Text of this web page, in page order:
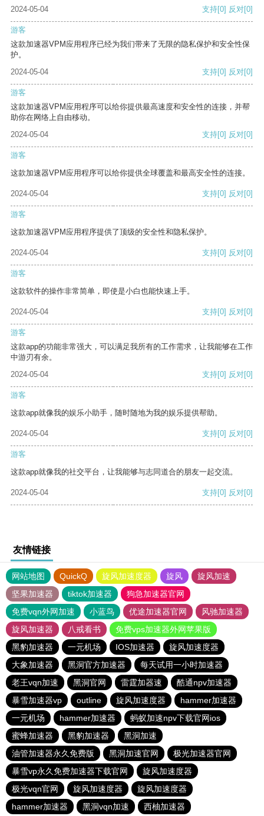
2024-05-04
支持[0] 反对[0]
游客
这款加速器VPM应用程序已经为我们带来了无限的隐私保护和安全性保
护。
2024-05-04
支持[0] 反对[0]
游客
这款加速器VPM应用程序可以给你提供最高速度和安全性的连接，并帮
助你在网络上自由移动。
2024-05-04
支持[0] 反对[0]
游客
这款加速器VPM应用程序可以给你提供全球覆盖和最高安全性的连接。
2024-05-04 支持[0] 反对[0]
游客
这款加速器VPM应用程序提供了顶级的安全性和隐私保护。
2024-05-04 支持[0] 反对[0]
游客
这款软件的操作非常简单，即使是小白也能快速上手。
2024-05-04 支持[0] 反对[0]
游客
这款app的功能非常强大，可以满足我所有的工作需求，让我能够在工作
中游刃有余。
2024-05-04
支持[0] 反对[0]
游客
这款app就像我的娱乐小助手，随时随地为我的娱乐提供帮助。
2024-05-04 支持[0] 反对[0]
游客
这款app就像我的社交平台，让我能够与志同道合的朋友一起交流。
2024-05-04 支持[0] 反对[0]
友情链接
网站地图 QuickQ 旋风加速度器 旋风
旋风加速
坚果加速器
tiktok加速器
狗急加速器官网
免费vqn外网加速
小蓝鸟 优途加速器官网
风驰加速器
旋风加速器
八戒看书
免费vps加速器外网苹果版
黑豹加速器
一元机场 IOS加速器
旋风加速度器
大象加速器
黑洞官方加速器
每天试用一小时加速器
老王vqn加速
黑洞官网 雷霆加器速
酷通npv加速器
暴雪加速器vp
outline 旋风加速度器
hammer加速器
一元机场
hammer加速器
蚂蚁加速npv下载官网ios
蜜蜂加速器
黑豹加速器
黑洞加速
油管加速器永久免费版
黑洞加速官网
极光加速器官网
暴雪vp永久免费加速器下载官网
旋风加速度器
极光vqn官网
旋风加速度器
旋风加速度器
hammer加速器
黑洞vqn加速 西柚加速器